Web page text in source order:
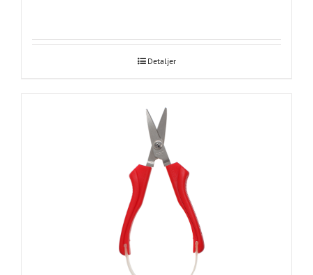
Detaljer